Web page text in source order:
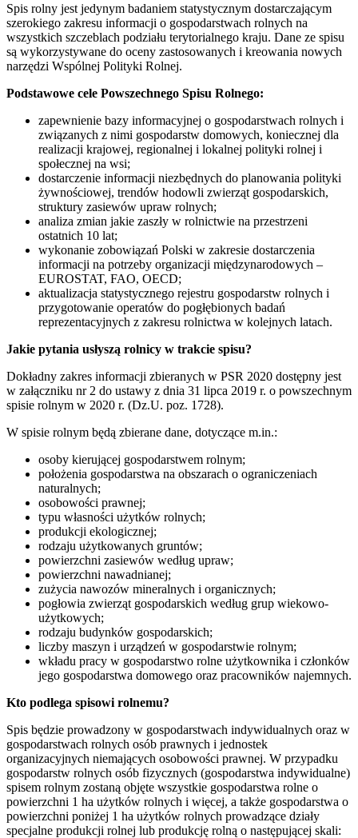
Spis rolny jest jedynym badaniem statystycznym dostarczającym
szerokiego zakresu informacji o gospodarstwach rolnych na
wszystkich szczeblach podziału terytorialnego kraju. Dane ze spisu
są wykorzystywane do oceny zastosowanych i kreowania nowych
narzędzi Wspólnej Polityki Rolnej.
Podstawowe cele Powszechnego Spisu Rolnego:
zapewnienie bazy informacyjnej o gospodarstwach rolnych i
związanych z nimi gospodarstw domowych, koniecznej dla
realizacji krajowej, regionalnej i lokalnej polityki rolnej i
społecznej na wsi;
dostarczenie informacji niezbędnych do planowania polityki
żywnościowej, trendów hodowli zwierząt gospodarskich,
struktury zasiewów upraw rolnych;
analiza zmian jakie zaszły w rolnictwie na przestrzeni
ostatnich 10 lat;
wykonanie zobowiązań Polski w zakresie dostarczenia
informacji na potrzeby organizacji międzynarodowych –
EUROSTAT, FAO, OECD;
aktualizacja statystycznego rejestru gospodarstw rolnych i
przygotowanie operatów do pogłębionych badań
reprezentacyjnych z zakresu rolnictwa w kolejnych latach.
Jakie pytania usłyszą rolnicy w trakcie spisu?
Dokładny zakres informacji zbieranych w PSR 2020 dostępny jest
w załączniku nr 2 do ustawy z dnia 31 lipca 2019 r. o powszechnym
spisie rolnym w 2020 r. (Dz.U. poz. 1728).
W spisie rolnym będą zbierane dane, dotyczące m.in.:
osoby kierującej gospodarstwem rolnym;
położenia gospodarstwa na obszarach o ograniczeniach
naturalnych;
osobowości prawnej;
typu własności użytków rolnych;
produkcji ekologicznej;
rodzaju użytkowanych gruntów;
powierzchni zasiewów według upraw;
powierzchni nawadnianej;
zużycia nawozów mineralnych i organicznych;
pogłowia zwierząt gospodarskich według grup wiekowo-
użytkowych;
rodzaju budynków gospodarskich;
liczby maszyn i urządzeń w gospodarstwie rolnym;
wkładu pracy w gospodarstwo rolne użytkownika i członków
jego gospodarstwa domowego oraz pracowników najemnych.
Kto podlega spisowi rolnemu?
Spis będzie prowadzony w gospodarstwach indywidualnych oraz w
gospodarstwach rolnych osób prawnych i jednostek
organizacyjnych niemających osobowości prawnej. W przypadku
gospodarstw rolnych osób fizycznych (gospodarstwa indywidualne)
spisem rolnym zostaną objęte wszystkie gospodarstwa rolne o
powierzchni 1 ha użytków rolnych i więcej, a także gospodarstwa o
powierzchni poniżej 1 ha użytków rolnych prowadzące działy
specjalne produkcji rolnej lub produkcję rolną o następującej skali: